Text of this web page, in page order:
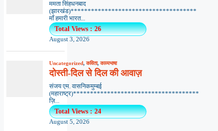
ममता सिंहधनबाद
(झारखंड)*************************************
माँ हमारी भारत...
Total Views : 26
August 3, 2026
Uncategorized,कविता,काव्यभाषा
दोस्ती-दिल से दिल की आवाज़
संजय एम. वासनिकमुम्बई
(महाराष्ट्र)*************************************
ज़ि...
Total Views : 24
August 5, 2026